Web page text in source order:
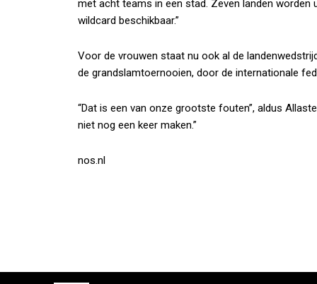
met acht teams in een stad. Zeven landen worden
wildcard beschikbaar.”
Voor de vrouwen staat nu ook al de
de grandslamtoernooien, door de internationale
“Dat is een van onze grootste fouten”, aldus
niet nog een keer maken.”
nos.nl